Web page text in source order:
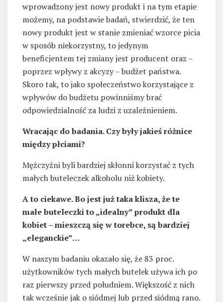
wprowadzony jest nowy produkt i na tym etapie
możemy, na podstawie badań, stwierdzić, że ten
nowy produkt jest w stanie zmieniać wzorce picia
w sposób niekorzystny, to jedynym
beneficjentem tej zmiany jest producent oraz –
poprzez wpływy z akcyzy – budżet państwa.
Skoro tak, to jako społeczeństwo korzystające z
wpływów do budżetu powinniśmy brać
odpowiedzialność za ludzi z uzależnieniem.
Wracając do badania. Czy były jakieś różnice
między płciami?
Mężczyźni byli bardziej skłonni korzystać z tych
małych buteleczek alkoholu niż kobiety.
A to ciekawe. Bo jest już taka klisza, że te
małe buteleczki to „idealny” produkt dla
kobiet – mieszczą się w torebce, są bardziej
„eleganckie”…
W naszym badaniu okazało się, że 83 proc.
użytkowników tych małych butelek używa ich po
raz pierwszy przed południem. Większość z nich
tak wcześnie jak o siódmej lub przed siódmą rano.